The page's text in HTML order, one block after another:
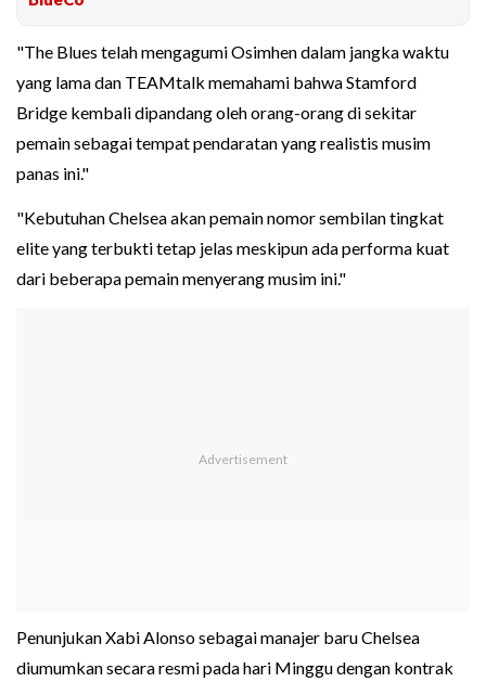
"The Blues telah mengagumi Osimhen dalam jangka waktu
yang lama dan TEAMtalk memahami bahwa Stamford
Bridge kembali dipandang oleh orang-orang di sekitar
pemain sebagai tempat pendaratan yang realistis musim
panas ini."
"Kebutuhan Chelsea akan pemain nomor sembilan tingkat
elite yang terbukti tetap jelas meskipun ada performa kuat
dari beberapa pemain menyerang musim ini."
Penunjukan Xabi Alonso sebagai manajer baru Chelsea
diumumkan secara resmi pada hari Minggu dengan kontrak